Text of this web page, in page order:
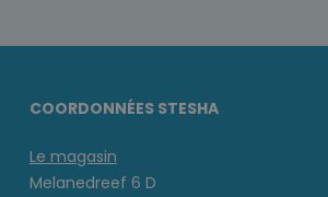
COORDONNÉES STESHA
Le magasin
Melanedreef 6 D